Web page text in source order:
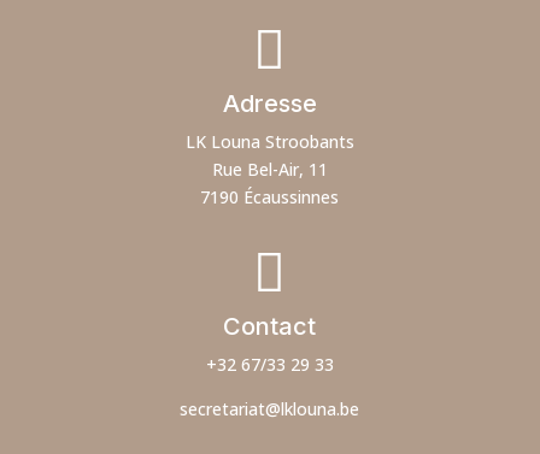

Adresse
LK Louna Stroobants
Rue Bel-Air, 11
7190 Écaussinnes

Contact
+32 67/33 29 33
secretariat@lklouna.be